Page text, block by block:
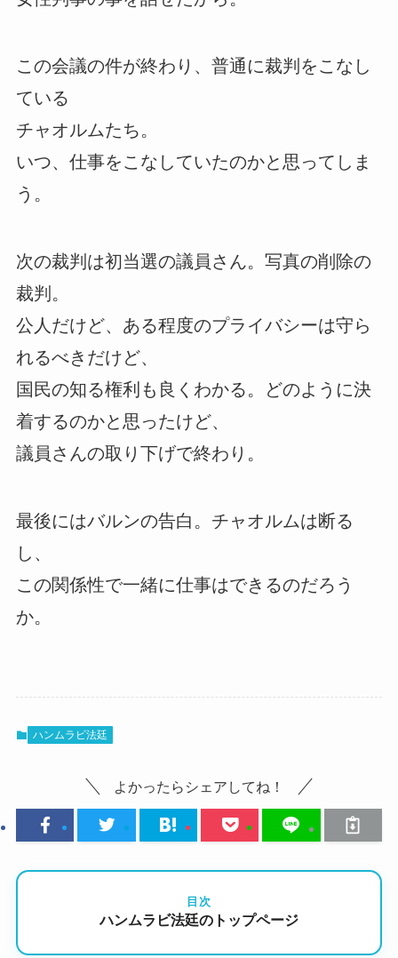
この会議の件が終わり、普通に裁判をこなし
ている
チャオルムたち。
いつ、仕事をこなしていたのかと思ってしま
う。
次の裁判は初当選の議員さん。写真の削除の
裁判。
公人だけど、ある程度のプライバシーは守ら
れるべきだけど、
国民の知る権利も良くわかる。どのように決
着するのかと思ったけど、
議員さんの取り下げで終わり。
最後にはバルンの告白。チャオルムは断る
し、
この関係性で一緒に仕事はできるのだろう
か。
ハンムラビ法廷
よかったらシェアしてね！
目次
ハンムラビ法廷のトップページ